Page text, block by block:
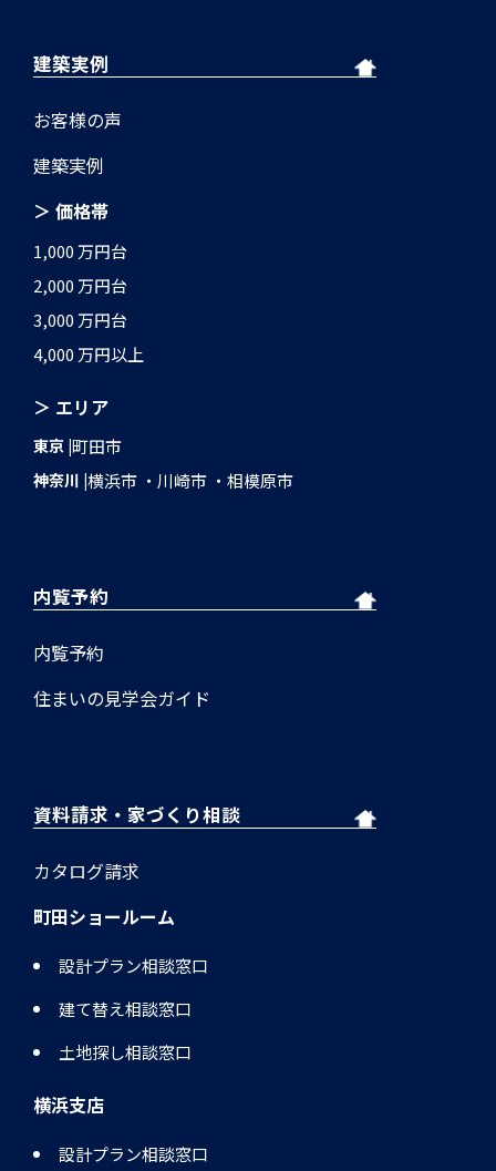
建築実例
お客様の声
建築実例
＞ 価格帯
1,000 万円台
2,000 万円台
3,000 万円台
4,000 万円以上
＞ エリア
東京 町田市
神奈川 横浜市 川崎市 相模原市
内覧予約
内覧予約
住まいの見学会ガイド
資料請求・家づくり相談
カタログ請求
町田ショールーム
設計プラン相談窓口
建て替え相談窓口
土地探し相談窓口
横浜支店
設計プラン相談窓口